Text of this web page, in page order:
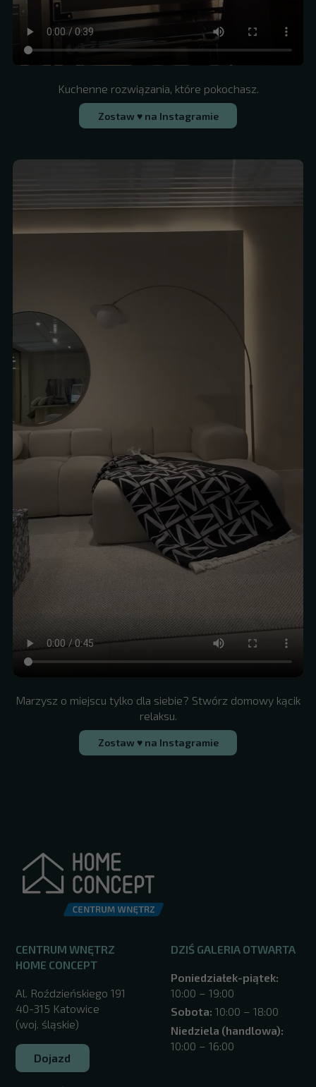
Kuchenne rozwiązania, które pokochasz.
Zostaw ♥ na Instagramie
Marzysz o miejscu tylko dla siebie? Stwórz domowy kącik
relaksu.
Zostaw ♥ na Instagramie
CENTRUM WNĘTRZ
HOME CONCEPT
Al. Roździeńskiego 191
40-315 Katowice
(woj. śląskie)
Dojazd
DZIŚ GALERIA OTWARTA
Poniedziałek-piątek:
10:00 – 19:00
Sobota: 10:00 – 18:00
Niedziela (handlowa):
10:00 – 16:00